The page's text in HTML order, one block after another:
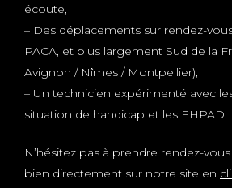
écoute,
– Des déplacements sur rendez-
PACA, et plus largement Sud de la
Avignon / Nîmes / Montpellier),
– Un technicien expérimenté avec
situation de handicap et les EHPAD.
N’hésitez pas à prendre rendez-
bien directement sur notre site en